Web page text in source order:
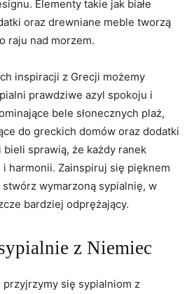
Elementy takie jak białe
⁣oraz drewniane meble ⁤tworzą
raju nad⁤ morzem.
inspiracji z Grecji możemy
prawdziwe azyl spokoju i
bele⁤ słonecznych plaż,
do greckich domów oraz dodatki
sprawią, że każdy ranek
i harmonii. ‌Zainspiruj się pięknem
wymarzoną sypialnię,​ w
bardziej odprężający.
z Niemiec
się⁢ sypialniom ⁣z